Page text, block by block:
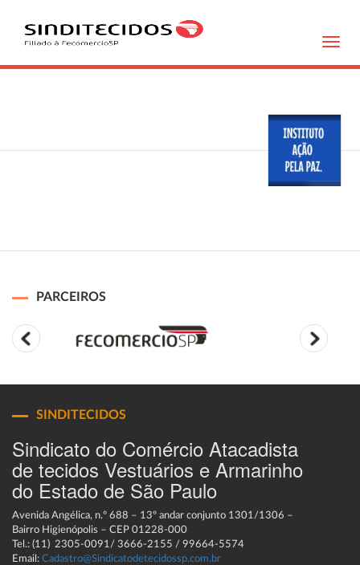
PARCEIROS
SINDITECIDOS
Sindicato do Comércio Atacadista
de tecidos Vestuários e Armarinho
do Estado de São Paulo
Avenida Angélica, n.º 688 – 13º andar conjunto 1301/1306 –
Bairro Higienópolis – CEP 01228-000
Tel.: (11) 2305-0091/ 3666-2155 / 99664-5574
Email: Cadastro@Sindicatodetecidossp.com.br